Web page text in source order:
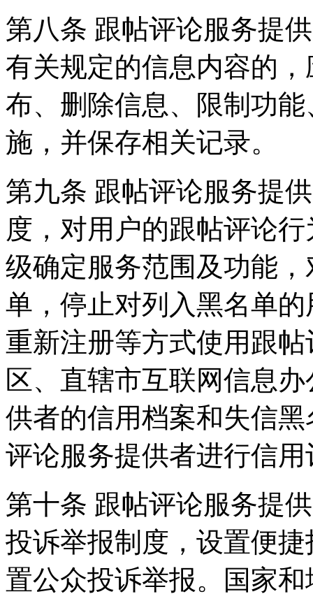
第八条 跟帖评论服务提
有关规定的信息内容的
布、删除信息、限制功
施，并保存相关记录。
第九条 跟帖评论服务提
度，对用户的跟帖评论
级确定服务范围及功能
单，停止对列入黑名单
重新注册等方式使用跟
区、直辖市互联网信息
供者的信用档案和失信
评论服务提供者进行信用
第十条 跟帖评论服务提
投诉举报制度，设置便
置公众投诉举报。国家